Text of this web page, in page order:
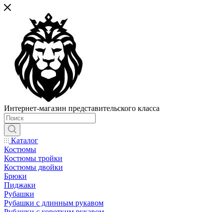
Интернет-магазин представительского класса
Каталог
Костюмы
Костюмы тройки
Костюмы двойки
Брюки
Пиджаки
Рубашки
Рубашки с длинным рукавом